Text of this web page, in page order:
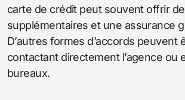
carte de crédit peut souvent offrir
supplémentaires et une assurance
D’autres formes d’accords peuvent
contactant directement l’agence ou
bureaux.